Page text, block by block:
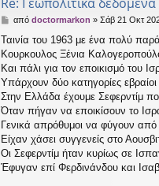
Δ
μ
ο
σ
ί
υ
σ
η
από doctormarkon » Σάβ 21 Οκτ
Ταινία του 1963 με ένα πολύ
Κουρκουλος Ξένια
Και πάλι για τον εποικισμό του
Υπάρχουν δύο κατηγορίες εβραίοι
Στην Ελλάδα έχουμε Σεφερντίμ
Όταν πήγαν να εποικίσουν το
Γενικά απρόθυμοι να φύγουν από
Είχαν χάσει συγγενείς στο
Οι Σεφερντίμ ήταν κυρίως σε
Έφυγαν επί Φερδινάνδου και